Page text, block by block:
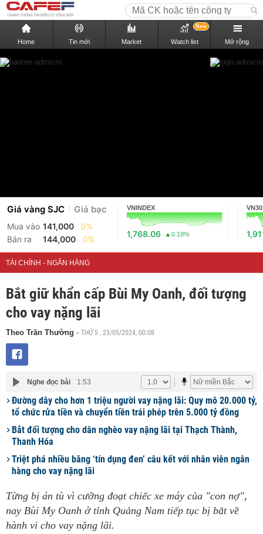
Home Tin mới Market Watch list
New
Mở rộng
Giá vàng SJC Giá bạc
Mua vào 141,000
0%
Bán ra
144,000 0%
VNINDEX
1,768.06 0.19%
VN30
TÀI CHÍNH - NGÂN HÀNG
Bắt giữ khẩn cấp Bùi My Oanh, đối tượng
cho vay nặng lãi
Theo Trần Thường - THỨ 5 , 23/05/2024, 00:08
Nghe đọc bài 1:53
Đường dây cho hơn 1 triệu người vay nặng lãi: Quy mô 20.000 tỷ,
tổ chức rửa tiền và chuyển tiền trái phép trên 5.000 tỷ đồng
Bắt đối tượng cho dân nghèo vay nặng lãi tại Thạch Thành,
Thanh Hóa
Triệt phá nhiều băng ‘tín dụng đen’ câu kết với nhân viên ngân
hàng cho vay nặng lãi
Từng bị án tù vì cưỡng đoạt chiếc xe máy của "con nợ",
nay Bùi My Oanh ở tỉnh Quảng Nam tiếp tục bị bắt về
hành vi cho vay nặng lãi.